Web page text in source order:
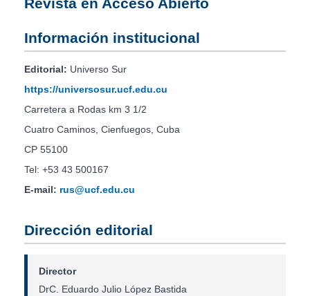
Revista en Acceso Abierto
Información institucional
Editorial: Universo Sur
https://universosur.ucf.edu.cu
Carretera a Rodas km 3 1/2
Cuatro Caminos, Cienfuegos, Cuba
CP 55100
Tel: +53 43 500167
E-mail: rus@ucf.edu.cu
Dirección editorial
Director
DrC. Eduardo Julio López Bastida